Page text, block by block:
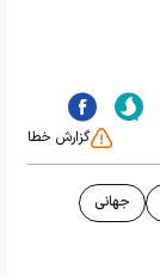
گزارش خطا
جهانی